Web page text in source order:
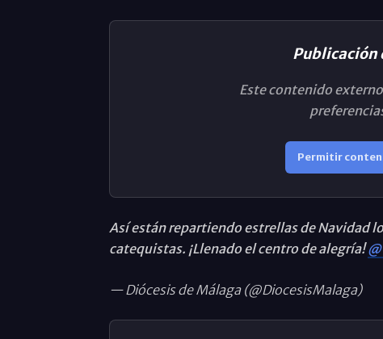
Publicación
Este contenido
Permitir
Así están repartiendo estrellas de Navidad
catequistas. ¡Llenado el centro de alegría!
— Diócesis de Málaga (@DiocesisMalaga)